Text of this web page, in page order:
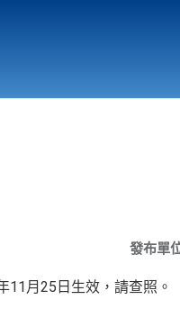
發布單
11月25日生效，請查照。